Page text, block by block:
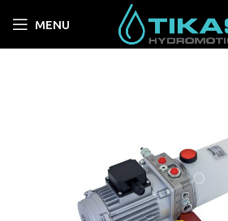
MENU